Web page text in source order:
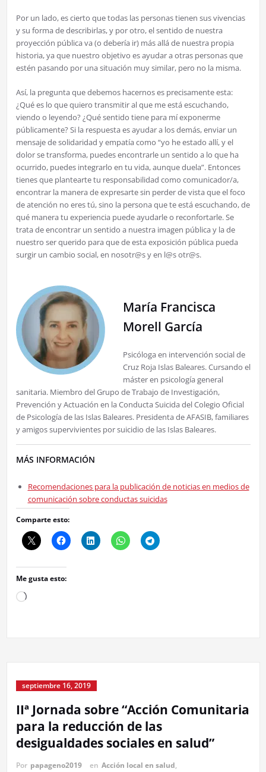
Por un lado, es cierto que todas las personas tienen sus vivencias
y su forma de describirlas, y por otro, el sentido de nuestra
proyección pública va (o debería ir) más allá de nuestra propia
historia, ya que nuestro objetivo es ayudar a otras personas que
estén pasando por una situación muy similar, pero no la misma.
Así, la pregunta que debemos hacernos es precisamente esta:
¿Qué es lo que quiero transmitir al que me está escuchando,
viendo o leyendo? ¿Qué sentido tiene para mí exponerme
públicamente? Si la respuesta es ayudar a los demás, enviar un
mensaje de solidaridad y empatía como “yo he estado allí, y el
dolor se transforma, puedes encontrarle un sentido a lo que ha
ocurrido, puedes integrarlo en tu vida, aunque duela”. Entonces
tienes que plantearte tu responsabilidad como comunicador/a,
encontrar la manera de expresarte sin perder de vista que el foco
de atención no eres tú, sino la persona que te está escuchando, de
qué manera tu experiencia puede ayudarle o reconfortarle. Se
trata de encontrar un sentido a nuestra imagen pública y la de
nuestro ser querido para que de esta exposición pública pueda
surgir un cambio social, en nosotr@s y en l@s otr@s.
María Francisca
Morell García
Psicóloga en intervención social de
Cruz Roja Islas Baleares. Cursando el
máster en psicología general
sanitaria. Miembro del Grupo de Trabajo de Investigación,
Prevención y Actuación en la Conducta Suicida del Colegio Oficial
de Psicología de las Islas Baleares. Presidenta de AFASIB, familiares
y amigos supervivientes por suicidio de las Islas Baleares.
MÁS INFORMACIÓN
Recomendaciones para la publicación de noticias en medios de
comunicación sobre conductas suicidas
Comparte esto:
Me gusta esto:
Cargando...
septiembre 16, 2019
IIª Jornada sobre “Acción Comunitaria
para la reducción de las
desigualdades sociales en salud”
Por papageno2019 en Acción local en salud,